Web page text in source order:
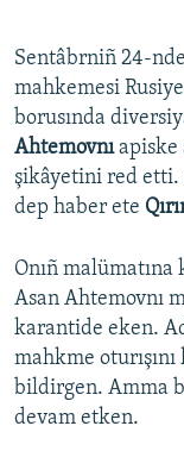
RFE/RS bütün
Sentâbrniñ 24-
mahkemesi
borusında
Ahtemovnıapiske
şikâyetini red etti.
dep haber ete
Onıñ malümatına
Asan Ahtemovnı
karantide eken.
mahkme
bildirgen. Amma
devam etken.